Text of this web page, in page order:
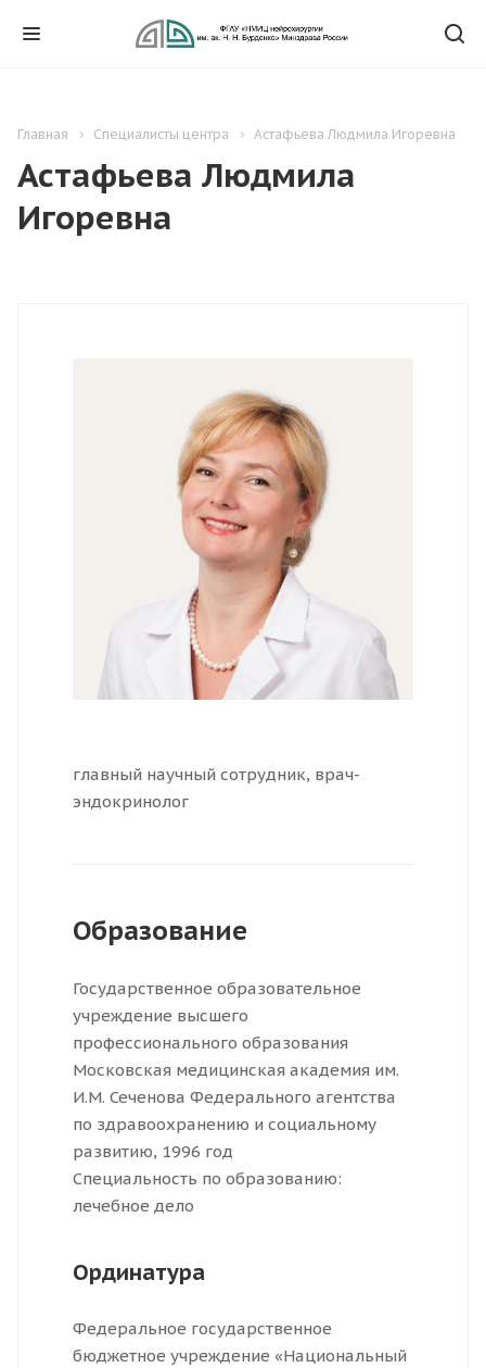
Главная Специалисты центра Астафьева Людмила Игоревна
Астафьева Людмила
Игоревна
главный научный сотрудник, врач-
эндокринолог
Образование
Государственное образовательное
учреждение высшего
профессионального образования
Московская медицинская академия им.
И.М. Сеченова Федерального агентства
по здравоохранению и социальному
развитию, 1996 год
Специальность по образованию:
лечебное дело
Ординатура
Федеральное государственное
бюджетное учреждение «Национальный